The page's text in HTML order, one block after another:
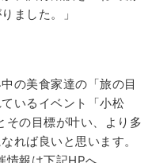
ました。」
の美食家達の「旅の目
いるイベント「小松
の目標が叶い、より多
れば良いと思います。